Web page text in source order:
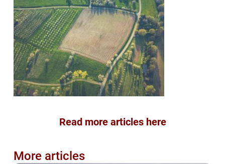
Read more articles here
More articles